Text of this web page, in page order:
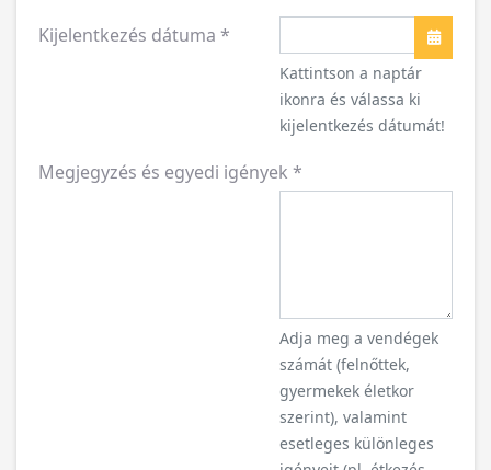
Kijelentkezés dátuma *
Naptár
Kattintson a naptár
ikonra és válassa ki
kijelentkezés dátumát!
Megjegyzés és egyedi igények *
Adja meg a vendégek
számát (felnőttek,
gyermekek életkor
szerint), valamint
esetleges különleges